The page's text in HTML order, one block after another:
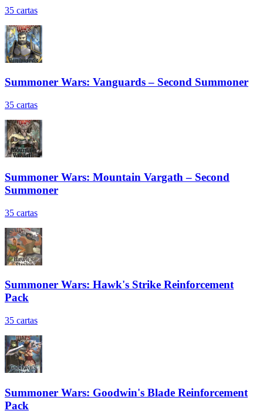
35 cartas
Summoner Wars: Vanguards – Second Summoner
35 cartas
Summoner Wars: Mountain Vargath – Second
Summoner
35 cartas
Summoner Wars: Hawk's Strike Reinforcement
Pack
35 cartas
Summoner Wars: Goodwin's Blade Reinforcement
Pack